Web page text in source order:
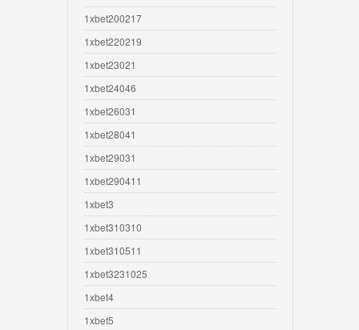
1xbet200217
1xbet220219
1xbet23021
1xbet24046
1xbet26031
1xbet28041
1xbet29031
1xbet290411
1xbet3
1xbet310310
1xbet310511
1xbet3231025
1xbet4
1xbet5